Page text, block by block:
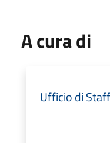
A cura di
Ufficio di